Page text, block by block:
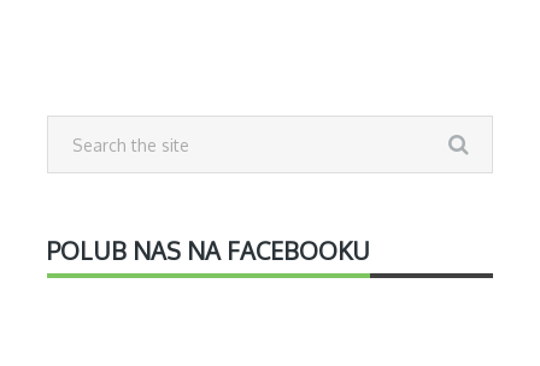
POLUB NAS NA FACEBOOKU